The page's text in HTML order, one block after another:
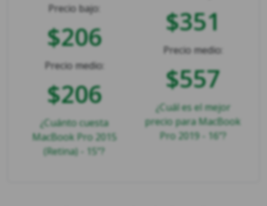
Precio bajo:
$206
Precio medio:
$206
¿Cuánto cuesta
MacBook Pro 2015
(Retina) - 15"?
$351
Precio medio:
$557
¿Cuál es el mejor
precio para MacBook
Pro 2019 - 16"?